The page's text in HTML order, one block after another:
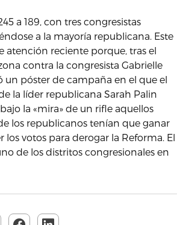
a 189, con tres congresistas
a la mayoría republicana. Este
atención reciente porque, tras el
contra la congresista Gabrielle
un póster de campaña en el que el
la líder republicana Sarah Palin
la «mira» de un rifle aquellos
los republicanos tenían que ganar
los votos para derogar la Reforma. El
de los distritos congresionales en